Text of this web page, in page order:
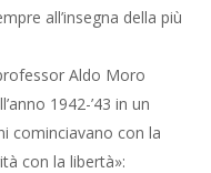
all’insegna della più
Aldo Moro
1942-’43 in un
cominciavano con la
con la libertà»: